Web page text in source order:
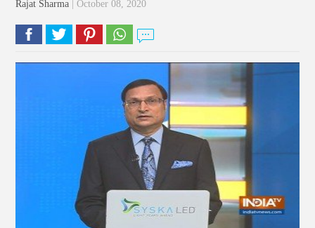
Rajat Sharma | October 08, 2020